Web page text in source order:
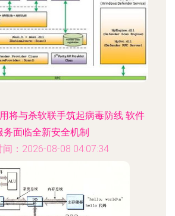
将与杀软联手筑起病毒防线 软件
务面临全新安全机制
间：2026-08-08 04:07:34